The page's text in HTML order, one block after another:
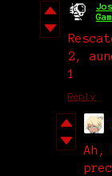
2,
1
Reply
Ah,